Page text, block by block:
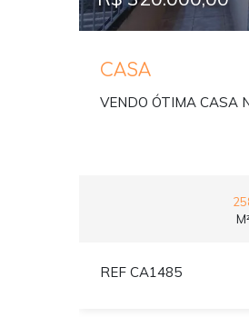
CASA
VENDO ÓTIMA CASA
REF CA1485